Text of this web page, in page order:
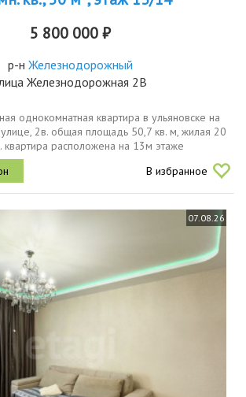
5 800 000 ₽
р-н Железнодорожный
Железнодорожная 2В
однокомнатная квартира в ульяновске на
2в. общая площадь 50,7 кв. м, жилая 20
квартира расположена на 13м этаже
в 2011 году. высота потолков
В избранное
07.08.26